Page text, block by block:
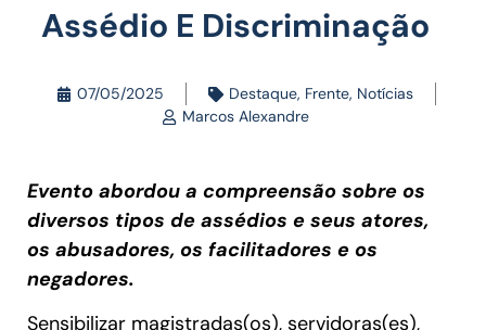
Assédio E Discriminação
07/05/2025 Destaque, Frente, Notícias
Marcos Alexandre
Evento abordou a compreensão sobre os
diversos tipos de assédios e seus atores,
os abusadores, os facilitadores e os
negadores.
Sensibilizar magistradas(os), servidoras(es),